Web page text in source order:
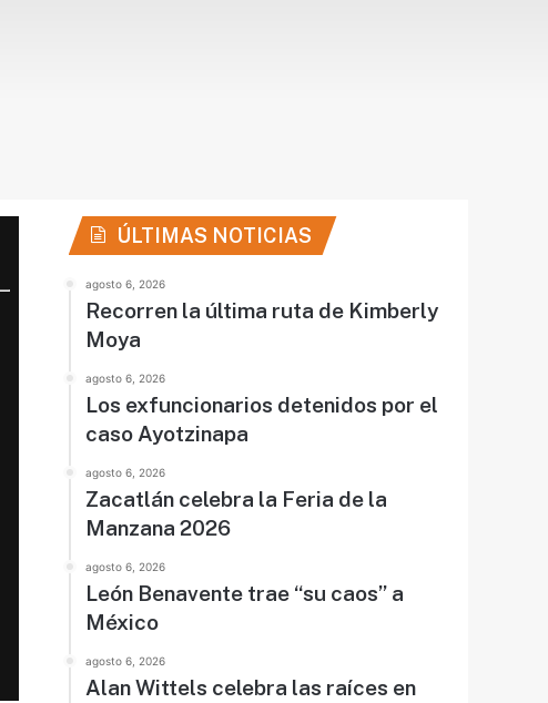
ÚLTIMAS NOTICIAS
agosto 6, 2026
Recorren la última ruta de Kimberly
Moya
agosto 6, 2026
Los exfuncionarios detenidos por el
caso Ayotzinapa
agosto 6, 2026
Zacatlán celebra la Feria de la
Manzana 2026
agosto 6, 2026
León Benavente trae “su caos” a
México
agosto 6, 2026
Alan Wittels celebra las raíces en